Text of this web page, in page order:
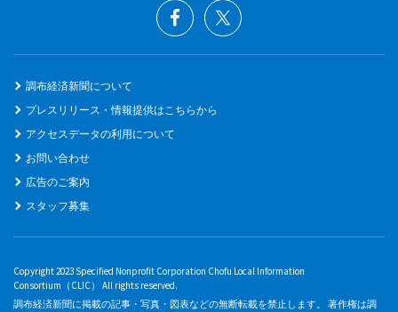
調布経済新聞について
プレスリリース・情報提供はこちらから
アクセスデータの利用について
お問い合わせ
広告のご案内
スタッフ募集
Copyright 2023 Specified Nonprofit Corporation Chofu Local Information
Consortium（CLIC） All rights reserved.
調布経済新聞に掲載の記事・写真・図表などの無断転載を禁止します。 著作権は調